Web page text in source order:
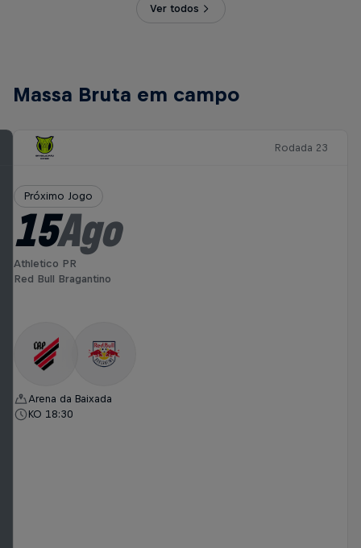
Ver todos
Massa Bruta em campo
Rodada 23
Próximo Jogo
15Ago
Athletico PR
Red Bull Bragantino
Arena da Baixada
KO 18:30